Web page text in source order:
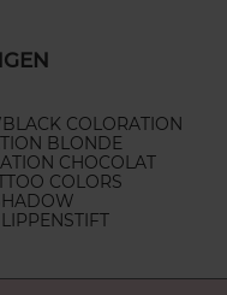
BLACK COLORATION
BLONDE
CHOCOLAT
COLORS